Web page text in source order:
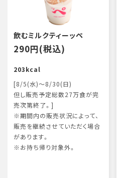
飲むミルクティーッペ
290円(税込)
203kcal
[8/5(水)～8/30(日)
但し販売予定総数27万食が完
売次第終了。]
※期間内の販売状況によって、
販売を継続させていただく場合
があります。
※お持ち帰り対象外。